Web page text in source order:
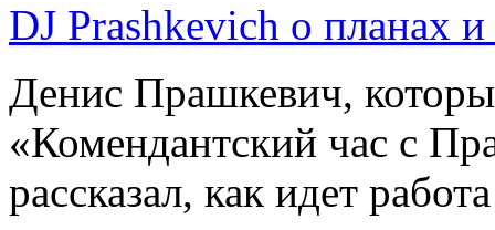
DJ Prashkevich о планах
Денис Прашкевич,
«Комендантский час с
рассказал, как идет